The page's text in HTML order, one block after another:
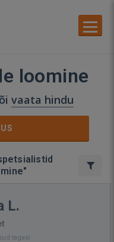
loomine
vaata hindu
L.
tagasi